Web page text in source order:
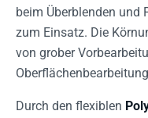
beim Überblenden und
zum Einsatz. Die
von grober
Durch den flexiblen